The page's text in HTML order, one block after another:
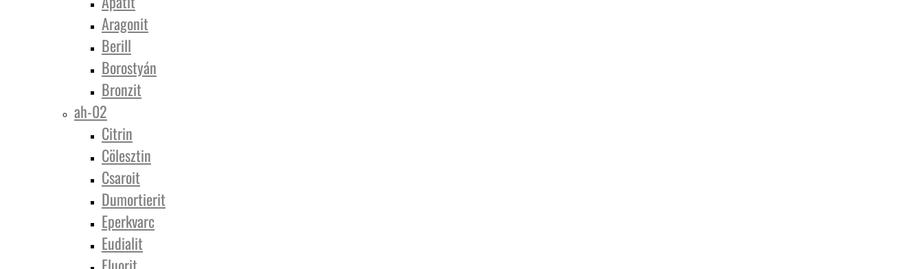
Aragonit
Berill
Borostyán
Bronzit
ah-02
Citrin
Cölesztin
Csaroit
Dumortierit
Eperkvarc
Eudialit